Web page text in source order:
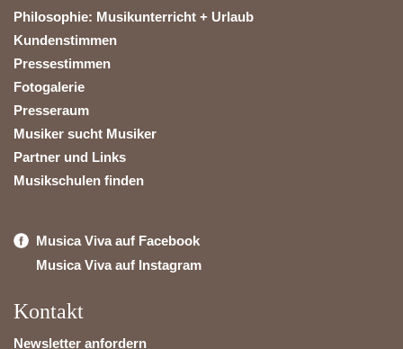
Philosophie: Musikunterricht + Urlaub
Kundenstimmen
Pressestimmen
Fotogalerie
Presseraum
Musiker sucht Musiker
Partner und Links
Musikschulen finden
Musica Viva auf Facebook
Musica Viva auf Instagram
Kontakt
Newsletter anfordern